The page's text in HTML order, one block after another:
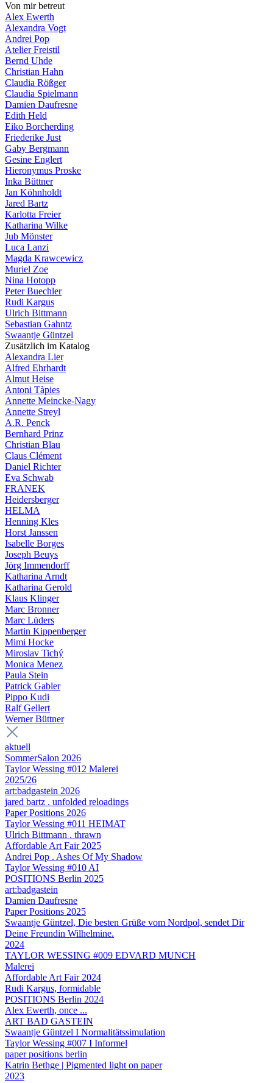
Von mir betreut
Alex Ewerth
Alexandra Vogt
Andrei Pop
Atelier Freistil
Bernd Uhde
Christian Hahn
Claudia Rößger
Claudia Spielmann
Damien Daufresne
Edith Held
Eiko Borcherding
Friederike Just
Gaby Bergmann
Gesine Englert
Hieronymus Proske
Inka Büttner
Jan Köhnholdt
Jared Bartz
Karlotta Freier
Katharina Wilke
Jub Mönster
Luca Lanzi
Magda Krawcewicz
Muriel Zoe
Nina Hotopp
Peter Buechler
Rudi Kargus
Ulrich Bittmann
Sebastian Gahntz
Swaantje Güntzel
Zusätzlich im Katalog
Alexandra Lier
Alfred Ehrhardt
Almut Heise
Antoni Tàpies
Annette Meincke-Nagy
Annette Streyl
A.R. Penck
Bernhard Prinz
Christian Blau
Claus Clément
Daniel Richter
Eva Schwab
FRANEK
Heidersberger
HELMA
Henning Kles
Horst Janssen
Isabelle Borges
Joseph Beuys
Jörg Immendorff
Katharina Arndt
Katharina Gerold
Klaus Klinger
Marc Bronner
Marc Lüders
Martin Kippenberger
Mimi Hocke
Miroslav Tichý
Monica Menez
Paula Stein
Patrick Gabler
Pippo Kudi
Ralf Gellert
Werner Büttner
aktuell
SommerSalon 2026
Taylor Wessing #012 Malerei
2025/26
art:badgastein 2026
jared bartz . unfolded reloadings
Paper Positions 2026
Taylor Wessing #011 HEIMAT
Ulrich Bittmann . thrawn
Affordable Art Fair 2025
Andrei Pop . Ashes Of My Shadow
Taylor Wessing #010 AI
POSITIONS Berlin 2025
art:badgastein
Damien Daufresne
Paper Positions 2025
Swaantje Güntzel, Die besten Grüße vom Nordpol, sendet Dir
Deine Freundin Wilhelmine.
2024
TAYLOR WESSING #009 EDVARD MUNCH
Malerei
Affordable Art Fair 2024
Rudi Kargus, formidable
POSITIONS Berlin 2024
Alex Ewerth, once ...
ART BAD GASTEIN
Swaantje Güntzel I Normalitätssimulation
Taylor Wessing #007 I Informel
paper positions berlin
Katrin Bethge | Pigmented light on paper
2023